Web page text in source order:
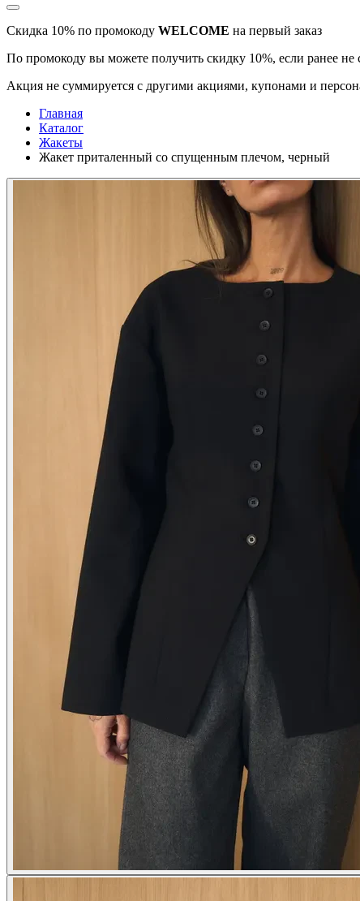
Скидка 10% по промокоду WELCOME на первый заказ
По промокоду вы можете получить скидку 10%, если ранее
Акция не суммируется с другими акциями, купонами и
Главная
Каталог
Жакеты
Жакет приталенный со спущенным плечом, черный